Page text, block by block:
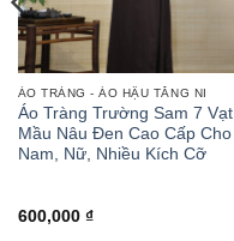
ÁO TRÀNG - ÁO HẬU TĂNG NI
Áo Tràng Trường Sam 7 Vạt
Mầu Nâu Đen Cao Cấp Cho
Nam, Nữ, Nhiều Kích Cỡ
600,000 ₫